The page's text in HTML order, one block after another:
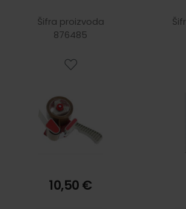
Šifra proizvoda
876485
10,50 €